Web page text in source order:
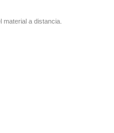
a distancia.